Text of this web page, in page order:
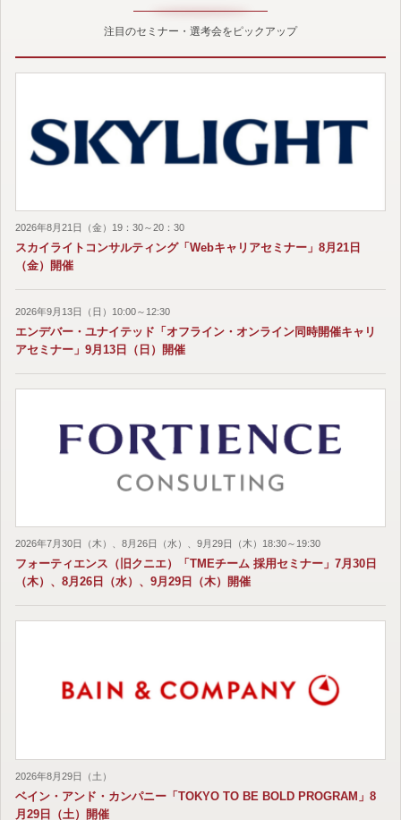
注目のセミナー・選考会をピックアップ
2026年8月21日（金）19：30～20：30
スカイライトコンサルティング「Webキャリアセミナー」8月21日
（金）開催
2026年9月13日（日）10:00～12:30
エンデバー・ユナイテッド「オフライン・オンライン同時開催キャリ
アセミナー」9月13日（日）開催
2026年7月30日（木）、8月26日（水）、9月29日（木）18:30～19:30
フォーティエンス（旧クニエ）「TMEチーム 採用セミナー」7月30日
（木）、8月26日（水）、9月29日（木）開催
2026年8月29日（土）
ベイン・アンド・カンパニー「TOKYO TO BE BOLD PROGRAM」8
月29日（土）開催